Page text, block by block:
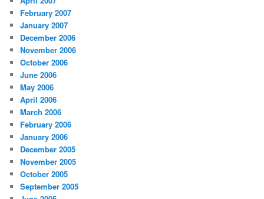
February 2007
January 2007
December 2006
November 2006
October 2006
June 2006
May 2006
April 2006
March 2006
February 2006
January 2006
December 2005
November 2005
October 2005
September 2005